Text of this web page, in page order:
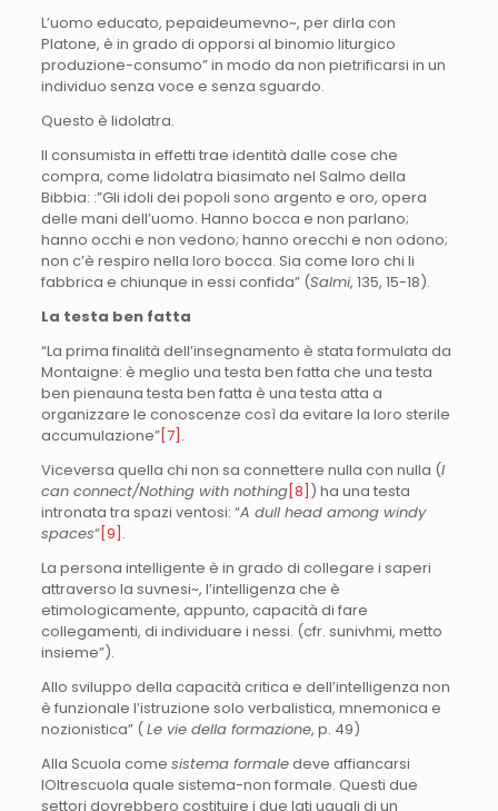
L’uomo educato, pepaideumevno~, per dirla con
Platone, è in grado di opporsi al binomio liturgico
produzione-consumo” in modo da non pietrificarsi in un
individuo senza voce e senza sguardo.
Questo è lidolatra.
Il consumista in effetti trae identità dalle cose che
compra, come lidolatra biasimato nel Salmo della
Bibbia: :”Gli idoli dei popoli sono argento e oro, opera
delle mani dell’uomo. Hanno bocca e non parlano;
hanno occhi e non vedono; hanno orecchi e non odono;
non c’è respiro nella loro bocca. Sia come loro chi li
fabbrica e chiunque in essi confida” (Salmi, 135, 15-18).
La testa ben fatta
“La prima finalità dell’insegnamento è stata formulata da
Montaigne: è meglio una testa ben fatta che una testa
ben pienauna testa ben fatta è una testa atta a
organizzare le conoscenze così da evitare la loro sterile
accumulazione”[7] .
Viceversa quella chi non sa connettere nulla con nulla (I
can connect/Nothing with nothing[8] ) ha una testa
intronata tra spazi ventosi: “A dull head among windy
spaces“[9] .
La persona intelligente è in grado di collegare i saperi
attraverso la suvnesi~, l’intelligenza che è
etimologicamente, appunto, capacità di fare
collegamenti, di individuare i nessi. (cfr. sunivhmi, metto
insieme”).
Allo sviluppo della capacità critica e dell’intelligenza non
è funzionale l’istruzione solo verbalistica, mnemonica e
nozionistica” (Le vie della formazione, p. 49)
Alla Scuola come sistema formaledeve affiancarsi
lOltrescuola quale sistema-non formale. Questi due
settori dovrebbero costituire i due lati uguali di un